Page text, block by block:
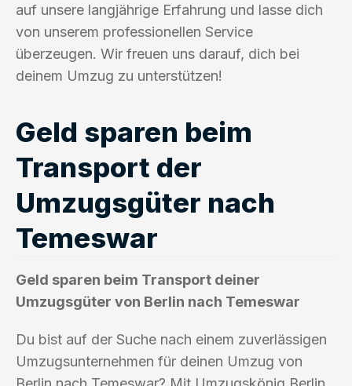
auf unsere langjährige Erfahrung und lasse dich
von unserem professionellen Service
überzeugen. Wir freuen uns darauf, dich bei
deinem Umzug zu unterstützen!
Geld sparen beim
Transport der
Umzugsgüter nach
Temeswar
Geld sparen beim Transport deiner
Umzugsgüter von Berlin nach Temeswar
Du bist auf der Suche nach einem zuverlässigen
Umzugsunternehmen für deinen Umzug von